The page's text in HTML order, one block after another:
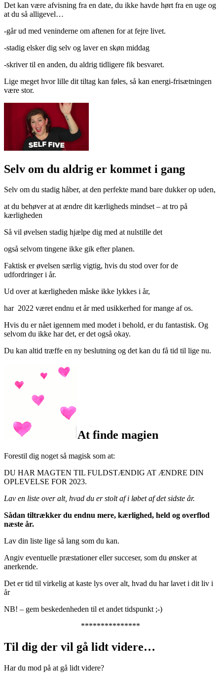
Det kan være afvisning fra en date, du ikke havde hørt fra en uge og
at du så alligevel…
-går ud med veninderne om aftenen for at fejre livet.
-stadig elsker dig selv og laver en skøn middag
-skriver til en anden, du aldrig tidligere fik besvaret.
Lige meget hvor lille dit tiltag kan føles, så kan energi-frisætningen
være stor.
Selv om du aldrig er kommet i gang
Selv om du stadig håber, at den perfekte mand bare dukker op uden,
at du behøver at at ændre dit kærligheds mindset – at tro på
kærligheden
Så vil øvelsen stadig hjælpe dig med at nulstille det
også selvom tingene ikke gik efter planen.
Faktisk er øvelsen særlig vigtig, hvis du stod over for de
udfordringer i år.
Ud over at kærligheden måske ikke lykkes i år,
har 2022 været endnu et år med usikkerhed for mange af os.
Hvis du er nået igennem med modet i behold, er du fantastisk. Og
selvom du ikke har det, er det også okay.
Du kan altid træffe en ny beslutning og det kan du få tid til lige nu.
At finde magien
Forestil dig noget så magisk som at:
DU HAR MAGTEN TIL FULDSTÆNDIG AT ÆNDRE DIN
OPLEVELSE FOR 2023.
Lav en liste over alt, hvad du er stolt af i løbet af det sidste år.
Sådan tiltrækker du endnu mere, kærlighed, held og overflod
næste år.
Lav din liste lige så lang som du kan.
Angiv eventuelle præstationer eller succeser, som du ønsker at
anerkende.
Det er tid til virkelig at kaste lys over alt, hvad du har lavet i dit liv i
år
NB! – gem beskedenheden til et andet tidspunkt ;-)
***************
Til dig der vil gå lidt videre…
Har du mod på at gå lidt videre?